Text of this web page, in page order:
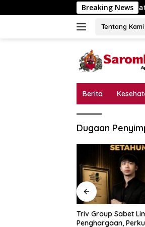
ke
Breaking News
Skandal Tata Kelola
Tentang Kami
Berita
Dugaan
Triv Group Sabet
Penghargaan,